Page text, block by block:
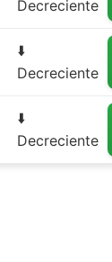
Decreciente
⬇️
Decreciente
⬇️
Decreciente